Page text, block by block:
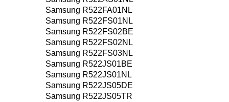
Samsung R522FA01NL
Samsung R522FS01NL
Samsung R522FS02BE
Samsung R522FS02NL
Samsung R522FS03NL
Samsung R522JS01BE
Samsung R522JS01NL
Samsung R522JS05DE
Samsung R522JS05TR